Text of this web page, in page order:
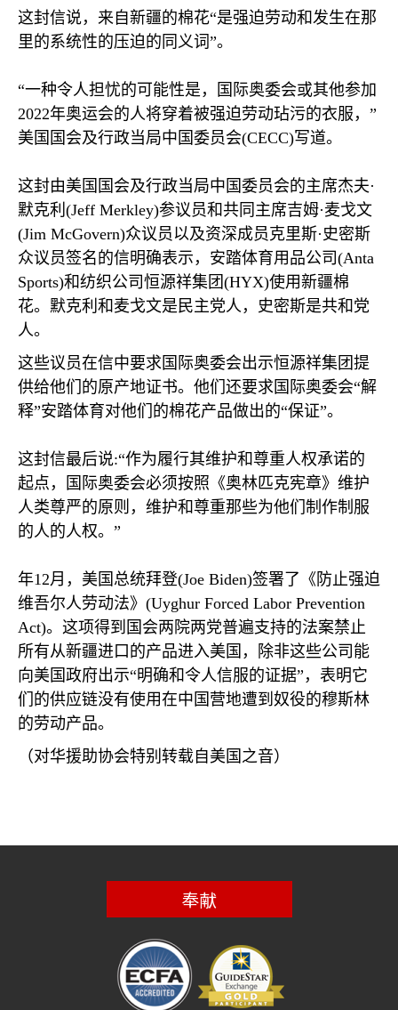
这封信说，来自新疆的棉花“是强迫劳动和发生在那
里的系统性的压迫的同义词”。
“一种令人担忧的可能性是，国际奥委会或其他参加
2022年奥运会的人将穿着被强迫劳动玷污的衣服，”
美国国会及行政当局中国委员会(CECC)写道。
这封由美国国会及行政当局中国委员会的主席杰夫·
默克利 (Jeff Merkley)参议员和共同主席吉姆·麦戈文
(Jim McGovern)众议员以及资深成员克里斯·史密斯
众议员签名的信明确表示，安踏体育用品公司 (Anta
Sports)和纺织公司恒源祥集团(HYX)使用新疆棉
花。默克利和麦戈文是民主党人，史密斯是共和党
人。
这些议员在信中要求国际奥委会出示恒源祥集团提
供给他们的原产地证书。他们还要求国际奥委会“解
释”安踏体育对他们的棉花产品做出的“保证”。
这封信最后说:“作为履行其维护和尊重人权承诺的
起点，国际奥委会必须按照《奥林匹克宪章》维护
人类尊严的原则，维护和尊重那些为他们制作制服
的人的人权。”
年12月，美国总统拜登(Joe Biden)签署了《防止强迫
维吾尔人劳动法》 (Uyghur Forced Labor Prevention
Act)。这项得到国会两院两党普遍支持的法案禁止
所有从新疆进口的产品进入美国，除非这些公司能
向美国政府出示“明确和令人信服的证据”，表明它
们的供应链没有使用在中国营地遭到奴役的穆斯林
的劳动产品。
（对华援助协会特别转载自美国之音）
奉献